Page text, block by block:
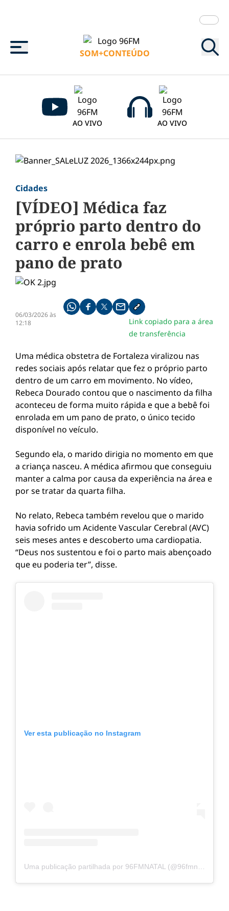
Menu
SOM+CONTEÚDO
AO VIVO AO VIVO
Cidades
[VÍDEO] Médica faz
próprio parto dentro do
carro e enrola bebê em
pano de prato
06/03/2026 às
12:18
Compartilhe pelo whatsapp
Compartilhar no facebook
Compartilhar no twitter
Compartilhe pelo email
Copiar link da notícia
Link copiado para a área
de transferência
Uma médica obstetra de Fortaleza viralizou nas
redes sociais após relatar que fez o próprio parto
dentro de um carro em movimento. No vídeo,
Rebeca Dourado contou que o nascimento da filha
aconteceu de forma muito rápida e que a bebê foi
enrolada em um pano de prato, o único tecido
disponível no veículo.
Segundo ela, o marido dirigia no momento em que
a criança nasceu. A médica afirmou que conseguiu
manter a calma por causa da experiência na área e
por se tratar da quarta filha.
No relato, Rebeca também revelou que o marido
havia sofrido um Acidente Vascular Cerebral (AVC)
seis meses antes e descoberto uma cardiopatia.
“Deus nos sustentou e foi o parto mais abençoado
que eu poderia ter”, disse.
Ver esta publicação no Instagram